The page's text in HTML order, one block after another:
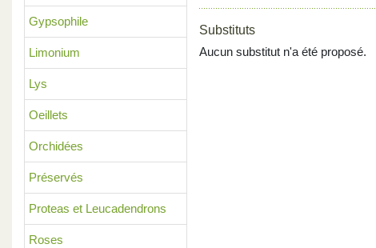
Gypsophile
Limonium
Lys
Oeillets
Orchidées
Préservés
Proteas et Leucadendrons
Roses
Substituts
Aucun substitut n'a été proposé.